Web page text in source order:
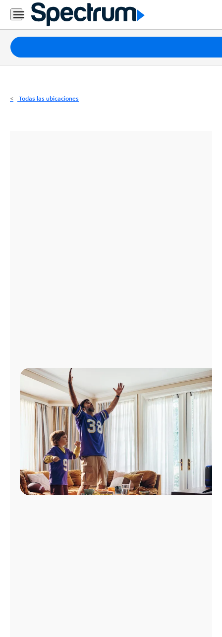
Residencial
Business
Paquetes
Internet
Todas las ubicaciones